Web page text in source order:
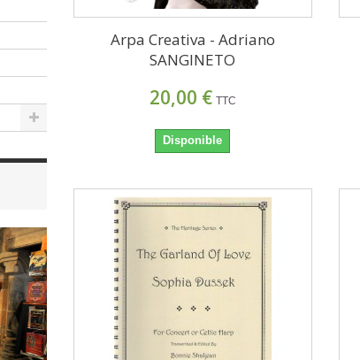
Arpa Creativa - Adriano
SANGINETO
20,00 € TTC
Disponible